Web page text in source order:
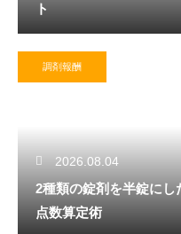
ト
調剤報酬
2026.08.04
2種類の錠剤を半錠に
点数算定術